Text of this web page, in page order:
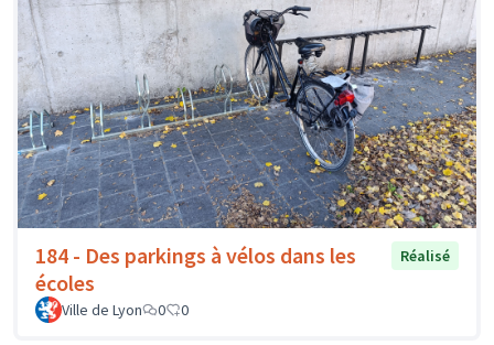
184 - Des parkings à vélos dans les
écoles
Réalisé
Ville de Lyon 0 0